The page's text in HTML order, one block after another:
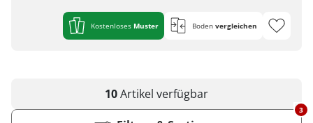
Kostenloses Muster Boden vergleichen
10Artikel verfügbar
3